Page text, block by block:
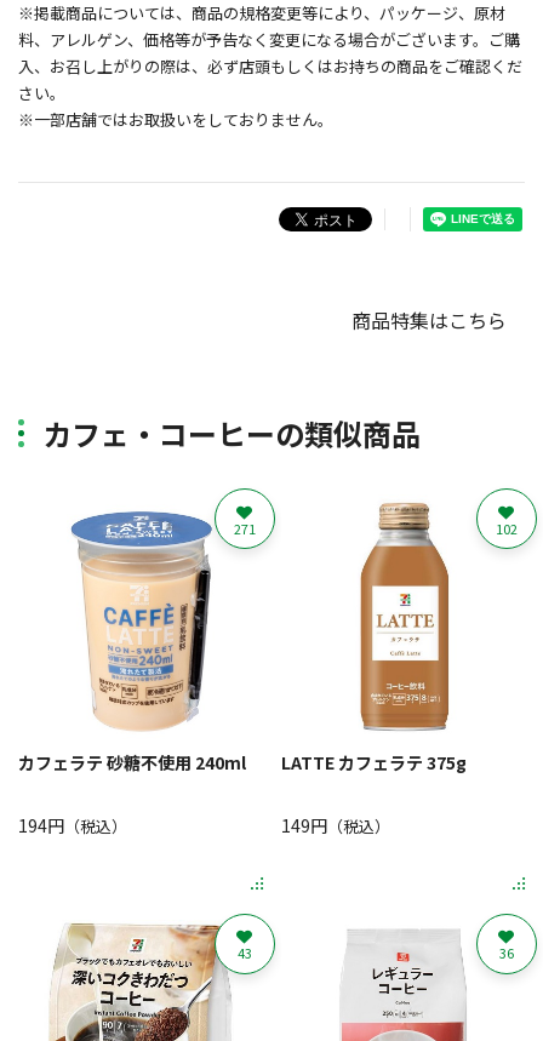
※掲載商品については、商品の規格変更等により、パッケージ、原材
料、アレルゲン、価格等が予告なく変更になる場合がございます。ご購
入、お召し上がりの際は、必ず店頭もしくはお持ちの商品をご確認くだ
さい。
※一部店舗ではお取扱いをしておりません。
商品特集はこちら
カフェ・コーヒーの類似商品
カフェラテ 砂糖不使用 240ml
194円 （税込）
271
LATTE カフェラテ 375g
149円（税込）
102
43 36